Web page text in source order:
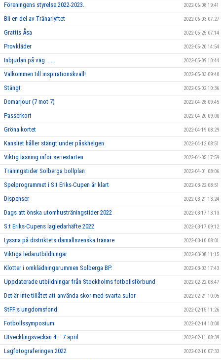
Föreningens styrelse 2022-2023. 2022-06-08 19:41
Bli en del av Tränarlyftet 2022-06-03 07:27
Grattis Åsa 2022-05-25 07:14
Provkläder 2022-05-20 14:54
Inbjudan på väg ...... 2022-05-09 10:44
Välkommen till inspirationskväll! 2022-05-03 09:40
Stängt 2022-05-02 10:36
Domarjour (7 mot 7) 2022-04-28 09:45
Passerkort 2022-04-20 09:00
Gröna kortet 2022-04-19 08:29
Kansliet håller stängt under påskhelgen 2022-04-12 08:51
Viktig läsning inför seriestarten 2022-04-05 17:59
Träningstider Solberga bollplan 2022-04-01 08:06
Spelprogrammet i S:t Eriks-Cupen är klart 2022-03-22 08:51
Dispenser 2022-03-21 13:24
Dags att önska utomhusträningstider 2022 2022-03-17 13:13
S:t Eriks-Cupens lagledarhäfte 2022 2022-03-17 09:12
Lyssna på distriktets damallsvenska tränare 2022-03-10 08:01
Viktiga ledarutbildningar 2022-03-08 11:15
Klotter i omklädningsrummen Solberga BP. 2022-03-03 17:43
Uppdaterade utbildningar från Stockholms fotbollsförbund 2022-02-22 08:47
Det är inte tillåtet att använda skor med svarta sulor 2022-02-21 10:05
StFF:s ungdomsfond 2022-02-15 11:26
Fotbollssymposium 2022-02-14 10:00
Utvecklingsveckan 4 – 7 april 2022-02-11 08:39
Lagfotograferingen 2022 2022-02-10 07:33